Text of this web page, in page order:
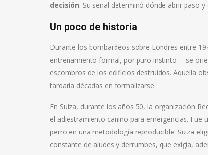
decisión. Su señal determinó dónde abrir paso
Un poco de historia
Durante los bombardeos sobre Londres entre
entrenamiento formal, por puro instinto— se
escombros de los edificios destruidos. Aquella
tardaría décadas en formalizarse.
En Suiza, durante los años 50, la organización
el adiestramiento canino para emergencias.
perro en una metodología reproducible. Suiza
constante de aludes y derrumbes, que exigía,